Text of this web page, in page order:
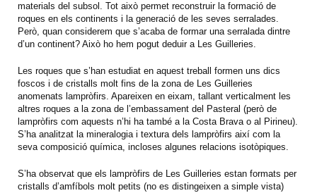
materials del subsol. Tot això permet reconstruir la formació de
roques en els continents i la generació de les seves serralades.
Però, quan considerem que s’acaba de formar una serralada dintre
d’un continent? Això ho hem pogut deduir a Les Guilleries.
Les roques que s’han estudiat en aquest treball formen uns dics
foscos i de cristalls molt fins de la zona de Les Guilleries
anomenats lampròfirs. Apareixen en eixam, tallant verticalment les
altres roques a la zona de l’embassament del Pasteral (però de
lampròfirs com aquests n’hi ha també a la Costa Brava o al Pirineu).
S’ha analitzat la mineralogia i textura dels lampròfirs així com la
seva composició química, incloses algunes relacions isotòpiques.
S’ha observat que els lampròfirs de Les Guilleries estan formats per
cristalls d’amfíbols molt petits (no es distingeixen a simple vista)